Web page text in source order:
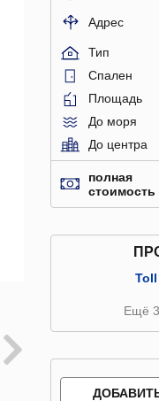
Адрес
Тип
Спален
Площадь
До моря
До центра
полная
стоимость
Ещё